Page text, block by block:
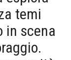
temi
in scena